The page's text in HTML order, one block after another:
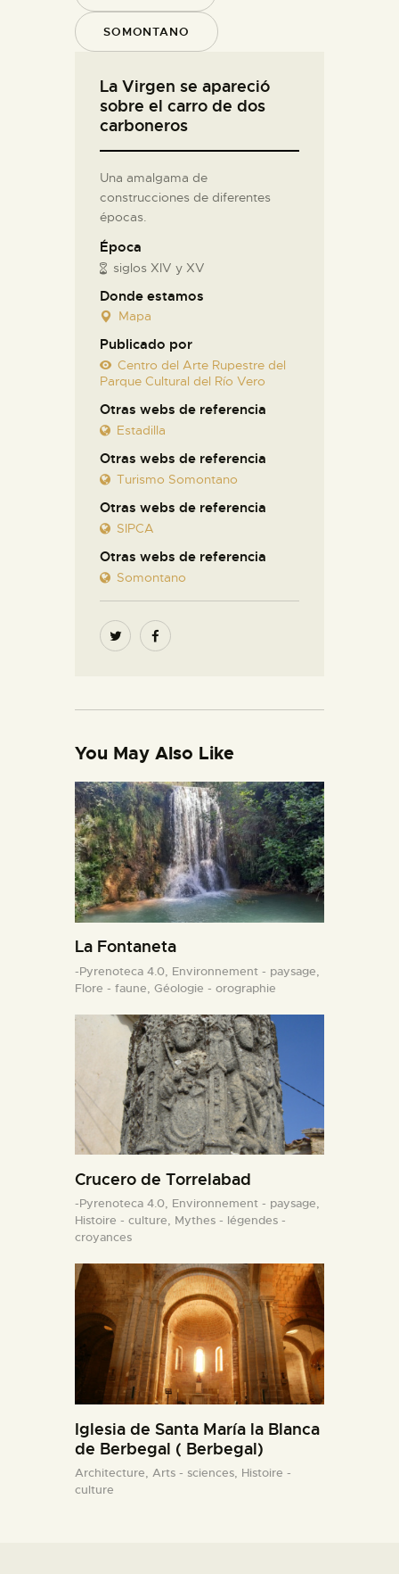
SOMONTANO
La Virgen se apareció
sobre el carro de dos
carboneros
Una amalgama de
construcciones de diferentes
épocas.
Época
siglos XIV y XV
Donde estamos
Mapa
Publicado por
Centro del Arte Rupestre del
Parque Cultural del Río Vero
Otras webs de referencia
Estadilla
Otras webs de referencia
Turismo Somontano
Otras webs de referencia
SIPCA
Otras webs de referencia
Somontano
You May Also Like
La Fontaneta
-Pyrenoteca 4.0, Environnement - paysage,
Flore - faune, Géologie - orographie
Crucero de Torrelabad
-Pyrenoteca 4.0, Environnement - paysage,
Histoire - culture, Mythes - légendes -
croyances
Iglesia de Santa María la Blanca
de Berbegal ( Berbegal)
Architecture, Arts - sciences, Histoire -
culture